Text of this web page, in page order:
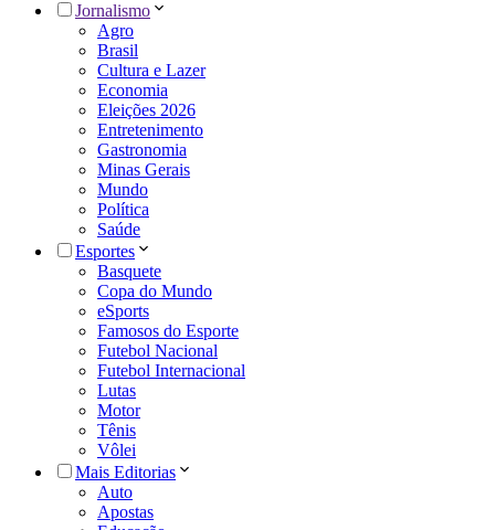
Jornalismo
Agro
Brasil
Cultura e Lazer
Economia
Eleições 2026
Entretenimento
Gastronomia
Minas Gerais
Mundo
Política
Saúde
Esportes
Basquete
Copa do Mundo
eSports
Famosos do Esporte
Futebol Nacional
Futebol Internacional
Lutas
Motor
Tênis
Vôlei
Mais Editorias
Auto
Apostas